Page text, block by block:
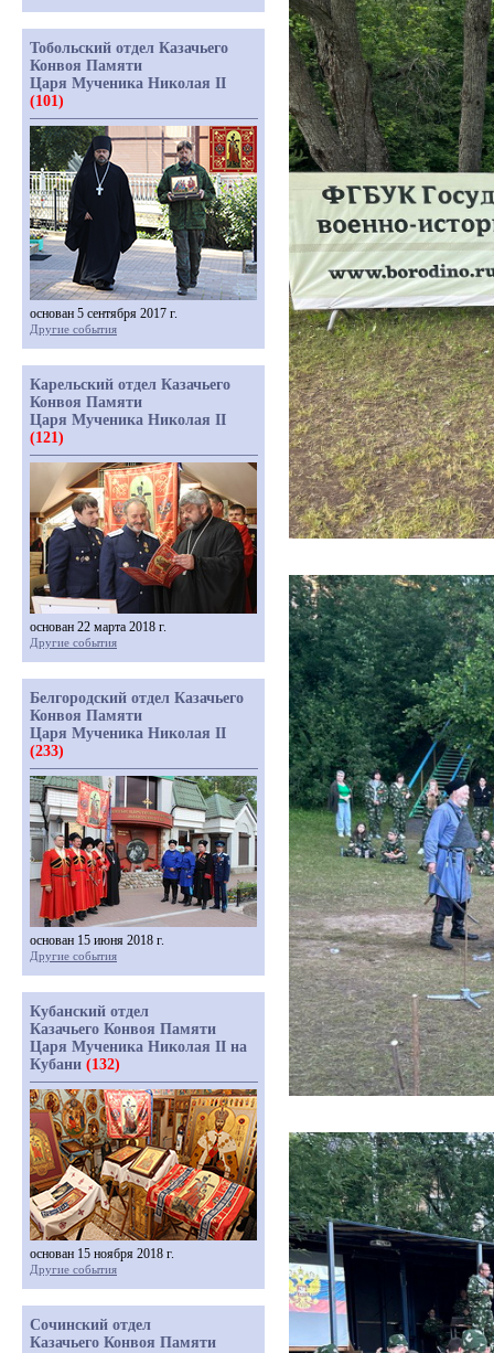
Тобольский отдел Казачьего
Конвоя Памяти
Царя Мученика Николая II
(101)
основан 5 сентября 2017 г.
Другие события
Карельский отдел Казачьего
Конвоя Памяти
Царя Мученика Николая II
(121)
основан 22 марта 2018 г.
Другие события
Белгородский отдел Казачьего
Конвоя Памяти
Царя Мученика Николая II
(233)
основан 15 июня 2018 г.
Другие события
Кубанский отдел
Казачьего Конвоя Памяти
Царя Мученика Николая II на
Кубани (132)
основан 15 ноября 2018 г.
Другие события
Сочинский отдел
Казачьего Конвоя Памяти